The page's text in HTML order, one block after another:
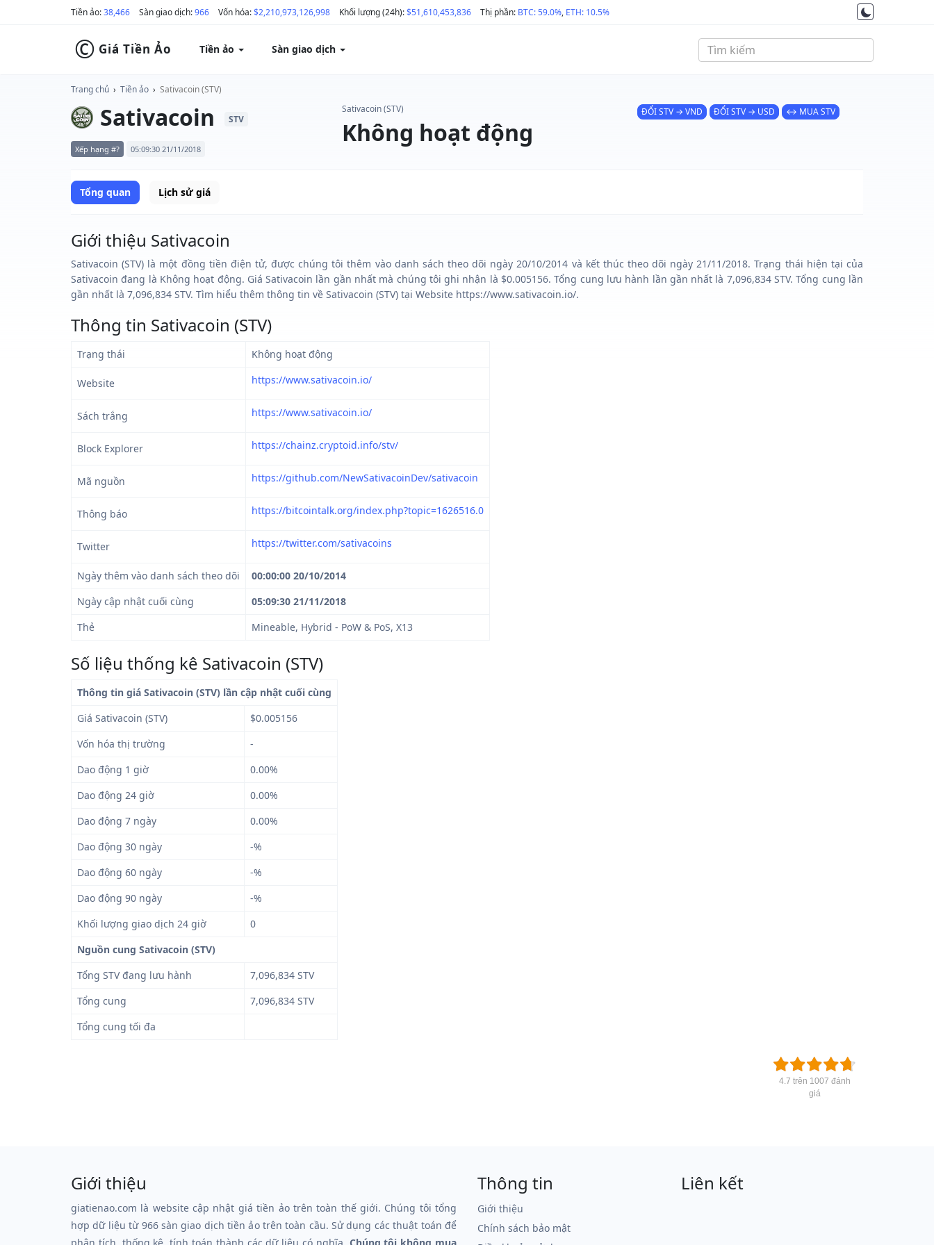
Tiền ảo:38,466 Sàn giao dịch:966 Vốn hóa:$2,210,973,126,998 Khối lượng (24h):$51,610,453,836 Thị phần: BTC: 59.0%, ETH: 10.5%
© Giá Tiền Ảo Tiền ảo Sàn giao dịch
Trang chủ › Tiền ảo › Sativacoin (STV)
Sativacoin STV
Xếp hạng #? 05:09:30 21/11/2018
Sativacoin (STV)
Không hoạt động
ĐỔI STV → VND ĐỔI STV → USD ↔ MUA STV
Tổng quan Lịch sử giá
Giới thiệu Sativacoin
Sativacoin (STV) là một đồng tiền điện tử, được chúng tôi thêm vào danh sách theo dõi ngày 20/10/2014 và kết thúc theo dõi ngày 21/11/2018. Trạng thái hiện tại của
Sativacoin đang là Không hoạt động. Giá Sativacoin lần gần nhất mà chúng tôi ghi nhận là $0.005156. Tổng cung lưu hành lần gần nhất là 7,096,834 STV. Tổng cung lần
gần nhất là 7,096,834 STV. Tìm hiểu thêm thông tin về Sativacoin (STV) tại Website https://www.sativacoin.io/.
Thông tin Sativacoin (STV)
Trạng thái Không hoạt động
Website https://www.sativacoin.io/
Sách trắng https://www.sativacoin.io/
Block Explorer https://chainz.cryptoid.info/stv/
Mã nguồn https://github.com/NewSativacoinDev/sativacoin
Thông báo https://bitcointalk.org/index.php?topic=1626516.0
Twitter https://twitter.com/sativacoins
Ngày thêm vào danh sách theo dõi
00:00:00 20/10/2014
Ngày cập nhật cuối cùng
05:09:30 21/11/2018
Thẻ
Mineable, Hybrid - PoW & PoS, X13
Số liệu thống kê Sativacoin (STV)
Thông tin giá Sativacoin (STV) lần cập nhật cuối cùng
Giá Sativacoin (STV)
$0.005156
Vốn hóa thị trường
-
Dao động 1 giờ
0.00%
Dao động 24 giờ
0.00%
Dao động 7 ngày
0.00%
Dao động 30 ngày
-%
Dao động 60 ngày
-%
Dao động 90 ngày
-%
Khối lượng giao dịch 24 giờ
0
Nguồn cung Sativacoin (STV)
Tổng STV đang lưu hành
7,096,834 STV
Tổng cung
7,096,834 STV
Tổng cung tối đa
4.7 trên 1007 đánh
giá
Giới thiệu
giatienao.com là website cập nhật giá tiền ảo trên toàn thế giới. Chúng tôi tổng
hợp dữ liệu từ 966 sàn giao dịch tiền ảo trên toàn cầu. Sử dụng các thuật toán để
Thông tin
Giới thiệu
Chính sách bảo mật
Liên kết